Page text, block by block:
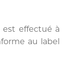
est effectué à
au label